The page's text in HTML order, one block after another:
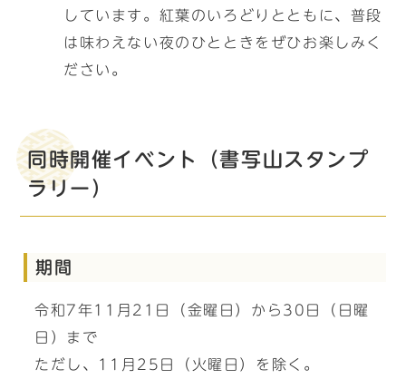
しています。紅葉のいろどりとともに、普段
は味わえない夜のひとときをぜひお楽しみく
ださい。
同時開催イベント（書写山スタンプ
ラリー）
期間
令和7年11月21日（金曜日）から30日（日曜
日）まで
ただし、11月25日（火曜日）を除く。